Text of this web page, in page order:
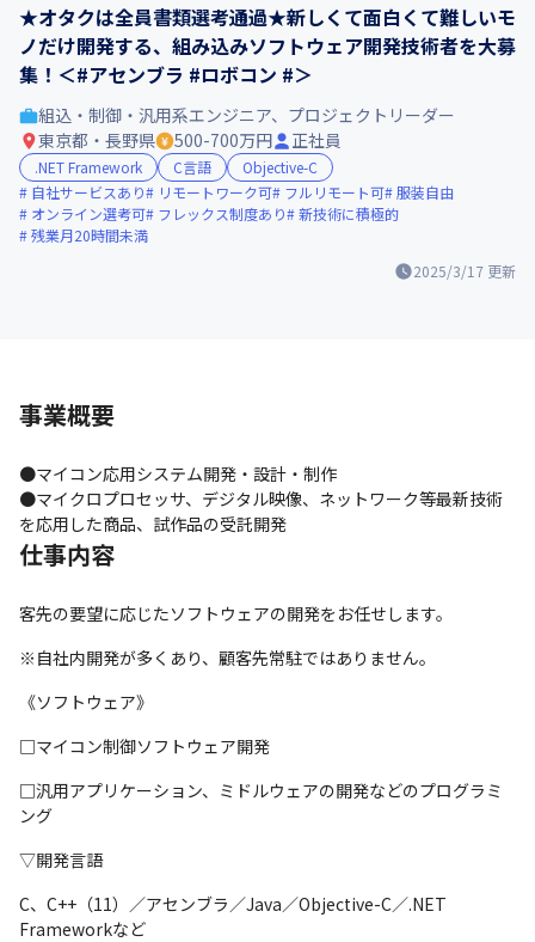
★オタクは全員書類選考通過★新しくて面白くて難しいモ
ノだけ開発する、組み込みソフトウェア開発技術者を大募
集！＜#アセンブラ #ロボコン #＞
2025/3/17 更新
組込・制御・汎用系エンジニア、プロジェクトリーダー
東京都・長野県
500-700万円 正社員
.NET Framework C言語
Objective-C
自社サービスあり
リモートワーク可 フルリモート可 服装自由
オンライン選考可
フレックス制度あり
新技術に積極的
残業月20時間未満
事業概要
●マイコン応用システム開発・設計・制作
●マイクロプロセッサ、デジタル映像、ネットワーク等最新技術
を応用した商品、試作品の受託開発
仕事内容
客先の要望に応じたソフトウェアの開発をお任せします。
※自社内開発が多くあり、顧客先常駐ではありません。
《ソフトウェア》
□マイコン制御ソフトウェア開発
□汎用アプリケーション、ミドルウェアの開発などのプログラミ
ング
▽開発言語
C、C++（11）／アセンブラ／Java／Objective-C／.NET
Frameworkなど